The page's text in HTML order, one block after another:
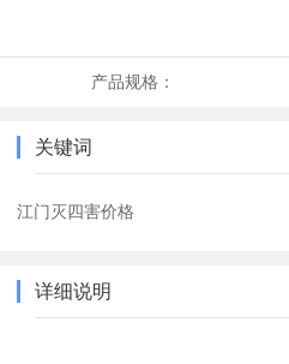
产品规格：
关键词
江门灭四害价格
详细说明